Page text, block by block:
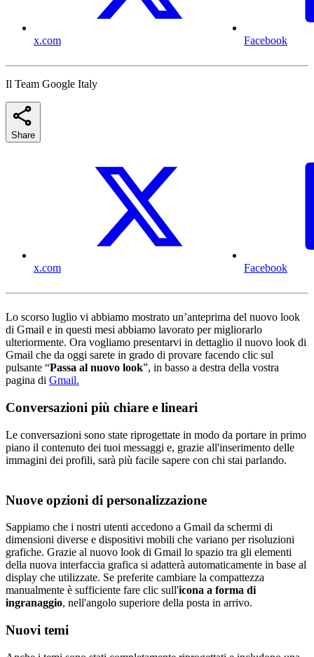
x.com Facebook
Il Team Google Italy
Share
x.com Facebook
Lo scorso luglio vi abbiamo mostrato un’anteprima del nuovo look
di Gmail e in questi mesi abbiamo lavorato per migliorarlo
ulteriormente. Ora vogliamo presentarvi in dettaglio il nuovo look di
Gmail che da oggi sarete in grado di provare facendo clic sul
pulsante “Passa al nuovo look”, in basso a destra della vostra
pagina di Gmail.
Conversazioni più chiare e lineari
Le conversazioni sono state riprogettate in modo da portare in primo
piano il contenuto dei tuoi messaggi e, grazie all'inserimento delle
immagini dei profili, sarà più facile sapere con chi stai parlando.
Nuove opzioni di personalizzazione
Sappiamo che i nostri utenti accedono a Gmail da schermi di
dimensioni diverse e dispositivi mobili che variano per risoluzioni
grafiche. Grazie al nuovo look di Gmail lo spazio tra gli elementi
della nuova interfaccia grafica si adatterà automaticamente in base al
display che utilizzate. Se preferite cambiare la compattezza
manualmente è sufficiente fare clic sull'icona a forma di
ingranaggio, nell'angolo superiore della posta in arrivo.
Nuovi temi